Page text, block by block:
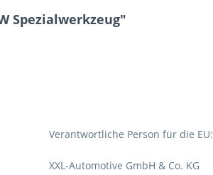
Spezialwerkzeug"
Verantwortliche Person für die EU:
XXL-Automotive GmbH & Co. KG